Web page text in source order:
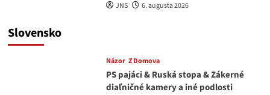
JNS 6. augusta 2026
Slovensko
Názor Z Domova
PS pajáci & Ruská stopa & Zákerné
diaľničné kamery a iné podlosti